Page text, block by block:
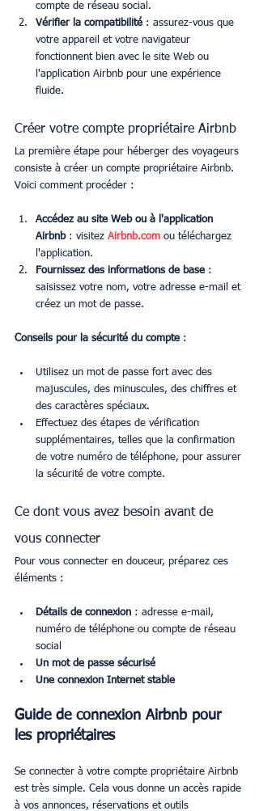
compte de réseau social.
Vérifier la compatibilité : assurez-vous que
votre appareil et votre navigateur
fonctionnent bien avec le site Web ou
l'application Airbnb pour une expérience
fluide.
Créer votre compte propriétaire Airbnb
La première étape pour héberger des voyageurs
consiste à créer un compte propriétaire Airbnb.
Voici comment procéder :
Accédez au site Web ou à l'application
Airbnb : visitez Airbnb.com ou téléchargez
l'application.
Fournissez des informations de base :
saisissez votre nom, votre adresse e-mail et
créez un mot de passe.
Conseils pour la sécurité du compte :
Utilisez un mot de passe fort avec des
majuscules, des minuscules, des chiffres et
des caractères spéciaux.
Effectuez des étapes de vérification
supplémentaires, telles que la confirmation
de votre numéro de téléphone, pour assurer
la sécurité de votre compte.
Ce dont vous avez besoin avant de
vous connecter
Pour vous connecter en douceur, préparez ces
éléments :
Détails de connexion : adresse e-mail,
numéro de téléphone ou compte de réseau
social
Un mot de passe sécurisé
Une connexion Internet stable
Guide de connexion Airbnb pour
les propriétaires
Se connecter à votre compte propriétaire Airbnb
est très simple. Cela vous donne un accès rapide
à vos annonces, réservations et outils